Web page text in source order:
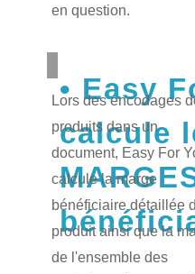
en question.
Easy
calcule
Lors des encodages
produits dans un
document, Easy For
calcule la marge
bénéficiaire détaillée
produit ainsi que la
de l'ensemble des